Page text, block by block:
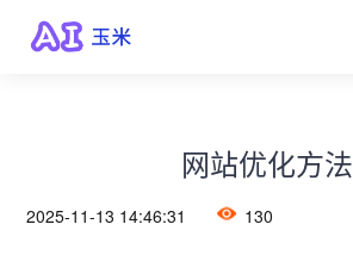
网站优化方法
2025-11-13 14:46:31 130